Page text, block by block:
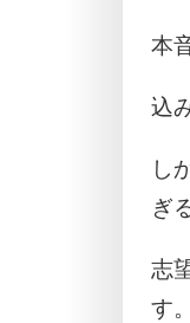
本
込
し
ぎ
志
す。